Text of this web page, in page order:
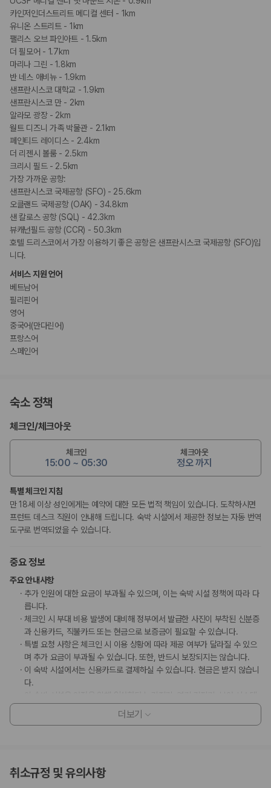
카인저인더스트리트 메디컬 센터 - 1km
유니온 스트리트 - 1km
팰리스 오브 파인아트 - 1.5km
더 필모어 - 1.7km
마리나 그린 - 1.8km
반 네스 애비뉴 - 1.9km
샌프란시스코 대학교 - 1.9km
샌프란시스코 만 - 2km
알라모 광장 - 2km
월트 디즈니 가족 박물관 - 2.1km
페인티드 레이디스 - 2.4km
더 리젠시 볼룸 - 2.5km
크리시 필드 - 2.5km
가장 가까운 공항:
샌프란시스코 국제공항 (SFO) - 25.6km
오클랜드 국제공항 (OAK) - 34.8km
샌 칼로스 공항 (SQL) - 42.3km
뷰캐넌필드 공항 (CCR) - 50.3km
호텔 드리스코에서 가장 이용하기 좋은 공항은 샌프란시스코 국제공항 (SFO)입
니다.
서비스 지원 언어
베트남어
필리핀어
영어
중국어(만다린어)
프랑스어
스페인어
숙소 정책
체크인/체크아웃
체크인
15:00 ~ 05:30
체크아웃
정오 까지
특별 체크인 지침
만 18세 이상 성인에게는 예약에 대한 모든 법적 책임이 있습니다. 도착하시면
프런트 데스크 직원이 안내해 드립니다. 숙박 시설에서 제공한 정보는 자동 번역
도구로 번역되었을 수 있습니다.
중요 정보
주요 안내사항
추가 인원에 대한 요금이 부과될 수 있으며, 이는 숙박 시설 정책에 따라 다
릅니다.
체크인 시 부대 비용 발생에 대비해 정부에서 발급한 사진이 부착된 신분증
과 신용카드, 직불카드 또는 현금으로 보증금이 필요할 수 있습니다.
특별 요청 사항은 체크인 시 이용 상황에 따라 제공 여부가 달라질 수 있으
며 추가 요금이 부과될 수 있습니다. 또한, 반드시 보장되지는 않습니다.
이 숙박 시설에서는 신용카드로 결제하실 수 있습니다. 현금은 받지 않습니
다.
구급상자, 방범창 등을 갖추고 있습니다.
비대면 체크아웃 서비스를 이용하실 수 있습니다.
부가 정보
더보기
취소규정 및 유의사항